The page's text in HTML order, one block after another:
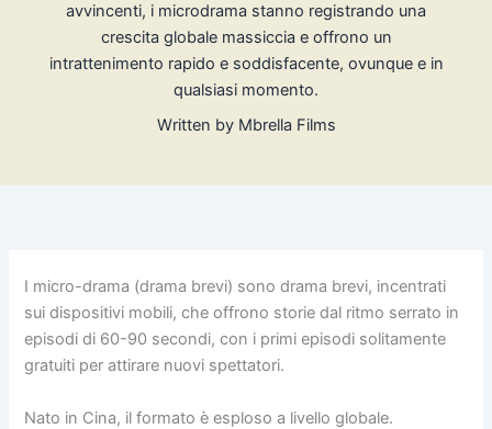
avvincenti, i microdrama stanno registrando una
crescita globale massiccia e offrono un
intrattenimento rapido e soddisfacente, ovunque e in
qualsiasi momento.
Written by Mbrella Films
I micro-drama (drama brevi) sono drama brevi, incentrati
sui dispositivi mobili, che offrono storie dal ritmo serrato in
episodi di 60-90 secondi, con i primi episodi solitamente
gratuiti per attirare nuovi spettatori.
Nato in Cina, il formato è esploso a livello globale.